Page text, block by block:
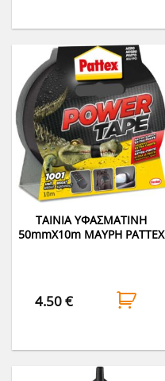
ΤΑΙΝΙΑ ΥΦΑΣΜΑΤΙΝΗ
50mmΧ10m ΜΑΥΡΗ PATTEX
4.50€